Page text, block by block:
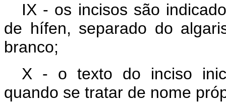
IX - os incisos são
de hífen, separado do
branco;
X - o texto do inciso
quando se tratar de nome